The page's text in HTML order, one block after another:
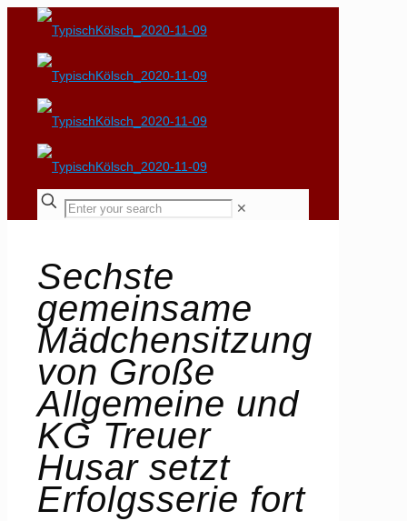
✕
Sechste
gemeinsame
Mädchensitzung
von Große
Allgemeine und
KG Treuer
Husar setzt
Erfolgsserie fort